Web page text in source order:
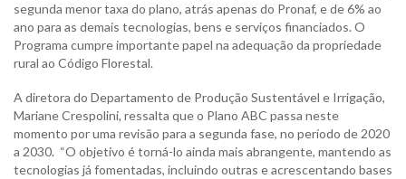
segunda menor taxa do plano, atrás apenas do Pronaf, e de 6% ao
ano para as demais tecnologias, bens e serviços financiados. O
Programa cumpre importante papel na adequação da propriedade
rural ao Código Florestal.
A diretora do Departamento de Produção Sustentável e Irrigação,
Mariane Crespolini, ressalta que o Plano ABC passa neste
momento por uma revisão para a segunda fase, no período de 2020
a 2030. “O objetivo é torná-lo ainda mais abrangente, mantendo as
tecnologias já fomentadas, incluindo outras e acrescentando bases